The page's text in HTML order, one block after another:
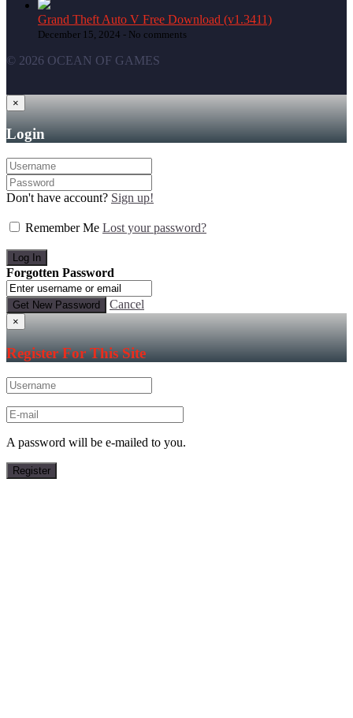
Grand Theft Auto V Free Download (v1.3411)
December 15, 2024 - No comments
© 2026 OCEAN OF GAMES
×
Login
Don't have account? Sign up!
Remember Me Lost your password?
Forgotten Password
Cancel
×
Register For This Site
A password will be e-mailed to you.